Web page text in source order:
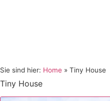
Sie sind hier: Home » Tiny House
Tiny House